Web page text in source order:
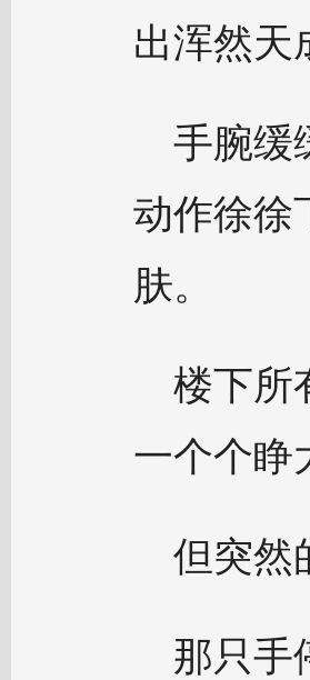
出浑然天
手腕缓
动作徐徐
肤。
楼下所
一个个睁
但突然
那只手